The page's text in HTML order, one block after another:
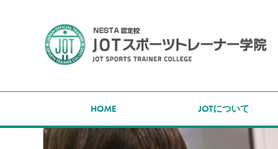
HOME JOTについて